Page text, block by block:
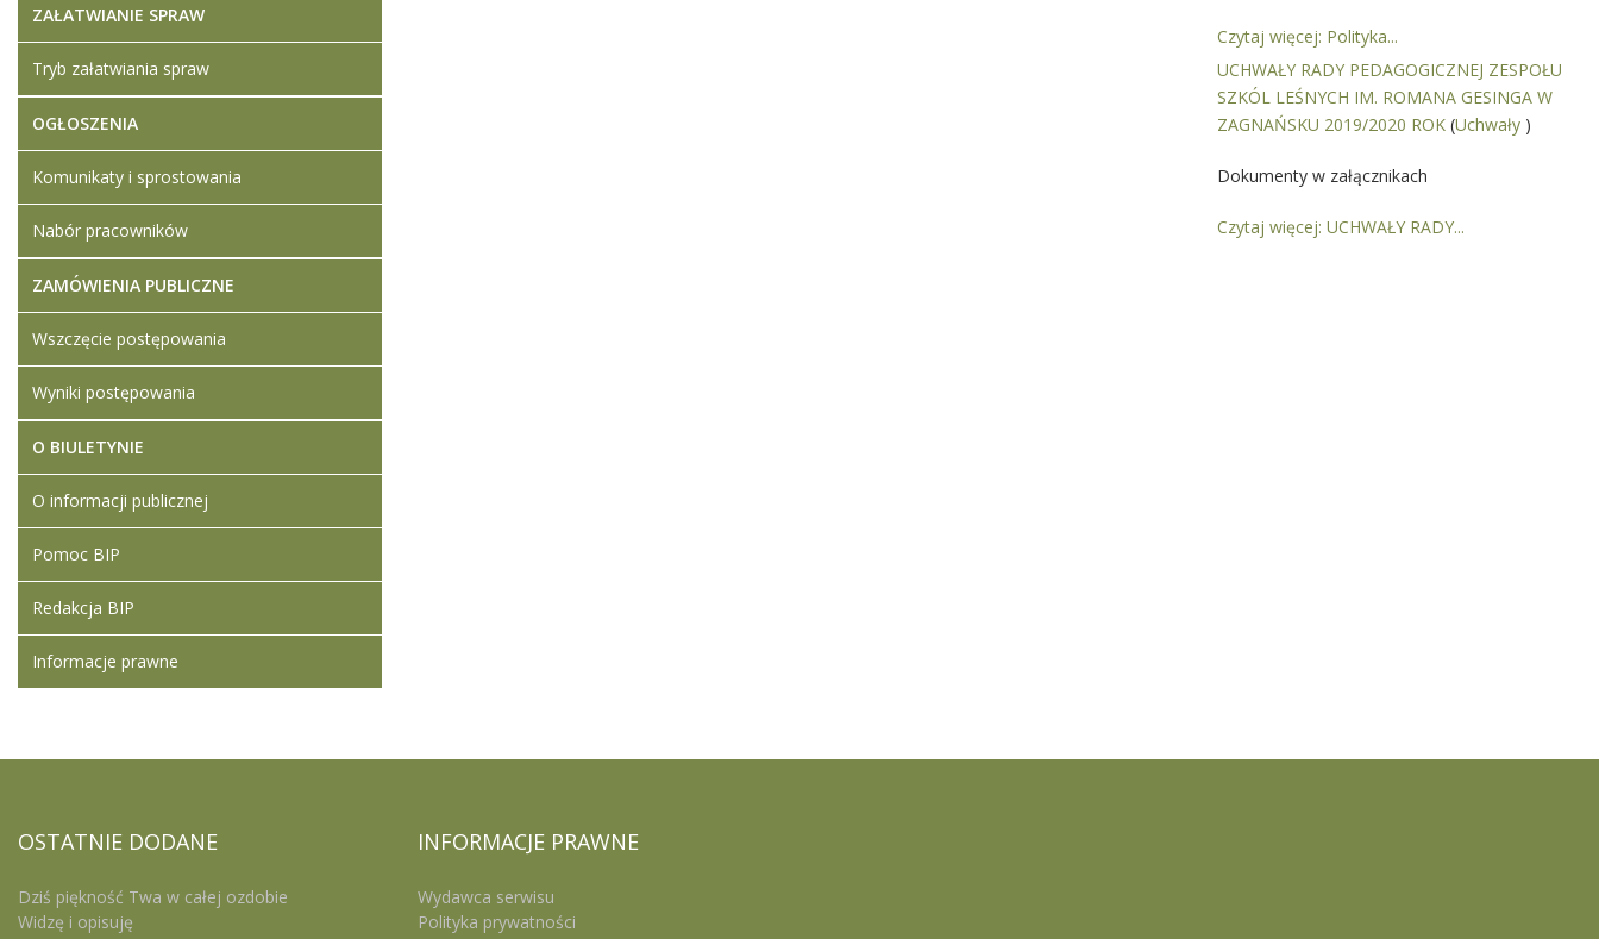
ZAŁATWIANIE SPRAW
Tryb załatwiania spraw
OGŁOSZENIA
Komunikaty i sprostowania
Nabór pracowników
ZAMÓWIENIA PUBLICZNE
Wszczęcie postępowania
Wyniki postępowania
O BIULETYNIE
O informacji publicznej
Pomoc BIP
Redakcja BIP
Informacje prawne
Czytaj więcej: Polityka...
UCHWAŁY RADY PEDAGOGICZNEJ ZESPOŁU
SZKÓL LEŚNYCH IM. ROMANA GESINGA W
ZAGNAŃSKU 2019/2020 ROK (Uchwały )
Dokumenty w załącznikach
Czytaj więcej: UCHWAŁY RADY...
OSTATNIE DODANE
Dziś piękność Twa w całej ozdobie
Widzę i opisuję
INFORMACJE PRAWNE
Wydawca serwisu
Polityka prywatności